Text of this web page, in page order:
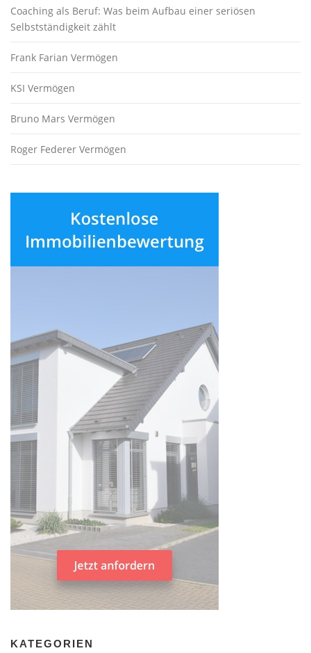
Coaching als Beruf: Was beim Aufbau einer seriösen
Selbstständigkeit zählt
Frank Farian Vermögen
KSI Vermögen
Bruno Mars Vermögen
Roger Federer Vermögen
KATEGORIEN